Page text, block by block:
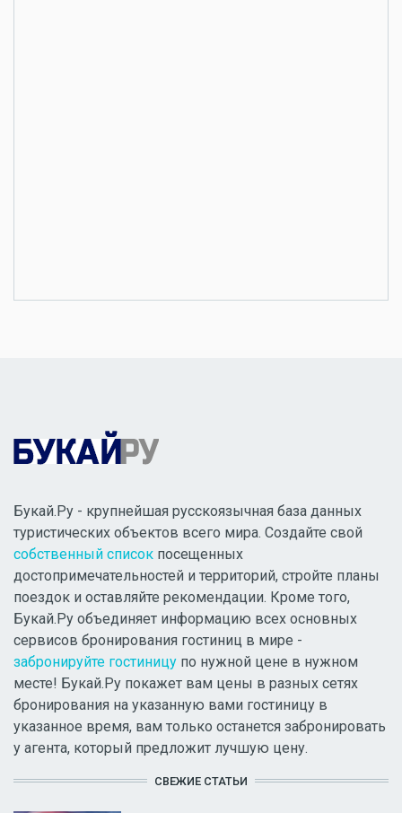
Букай.Ру - крупнейшая русскоязычная база данных
туристических объектов всего мира. Создайте свой
собственный список посещенных
достопримечательностей и территорий, стройте планы
поездок и оставляйте рекомендации. Кроме того,
Букай.Ру объединяет информацию всех основных
сервисов бронирования гостиниц в мире -
забронируйте гостиницу по нужной цене в нужном
месте! Букай.Ру покажет вам цены в разных сетях
бронирования на указанную вами гостиницу в
указанное время, вам только останется забронировать
у агента, который предложит лучшую цену.
СВЕЖИЕ СТАТЬИ